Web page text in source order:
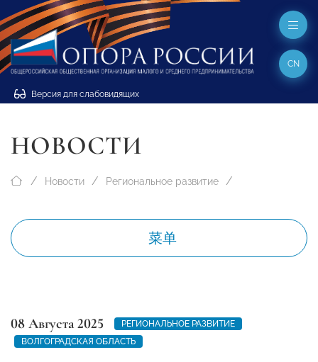
Версия для слабовидящих
CN
НОВОСТИ
Новости Региональное развитие
菜单
08 Августа 2025
РЕГИОНАЛЬНОЕ РАЗВИТИЕ
ВОЛГОГРАДСКАЯ ОБЛАСТЬ